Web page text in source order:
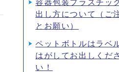
容器包装プラスチッ
出し方について（ご
とお願い）
ペットボトルはラベ
はがしてお出しくださ
い！